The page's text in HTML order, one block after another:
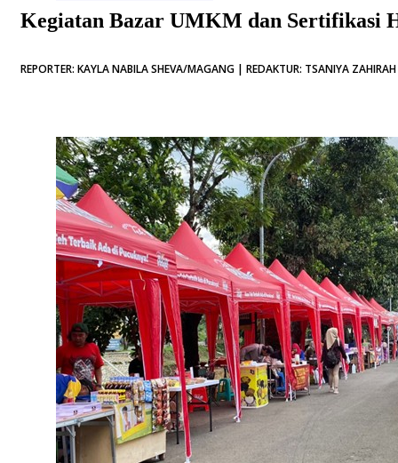
Kegiatan Bazar UMKM dan Sertifikasi
REPORTER: KAYLA NABILA SHEVA/MAGANG | REDAKTUR: TSANIYA